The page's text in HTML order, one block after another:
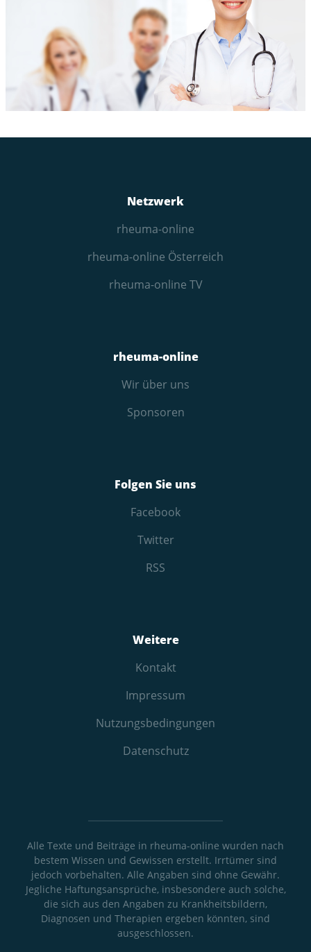
Netzwerk
rheuma-online
rheuma-online Österreich
rheuma-online TV
rheuma-online
Wir über uns
Sponsoren
Folgen Sie uns
Facebook
Twitter
RSS
Weitere
Kontakt
Impressum
Nutzungs­bedingungen
Datenschutz
Alle Texte und Beiträge in rheuma-online wurden nach
bestem Wissen und Gewissen erstellt. Irrtümer sind
jedoch vorbehalten. Alle Angaben sind ohne Gewähr.
Jegliche Haftungsansprüche, insbesondere auch solche,
die sich aus den Angaben zu Krankheitsbildern,
Diagnosen und Therapien ergeben könnten, sind
ausgeschlossen.